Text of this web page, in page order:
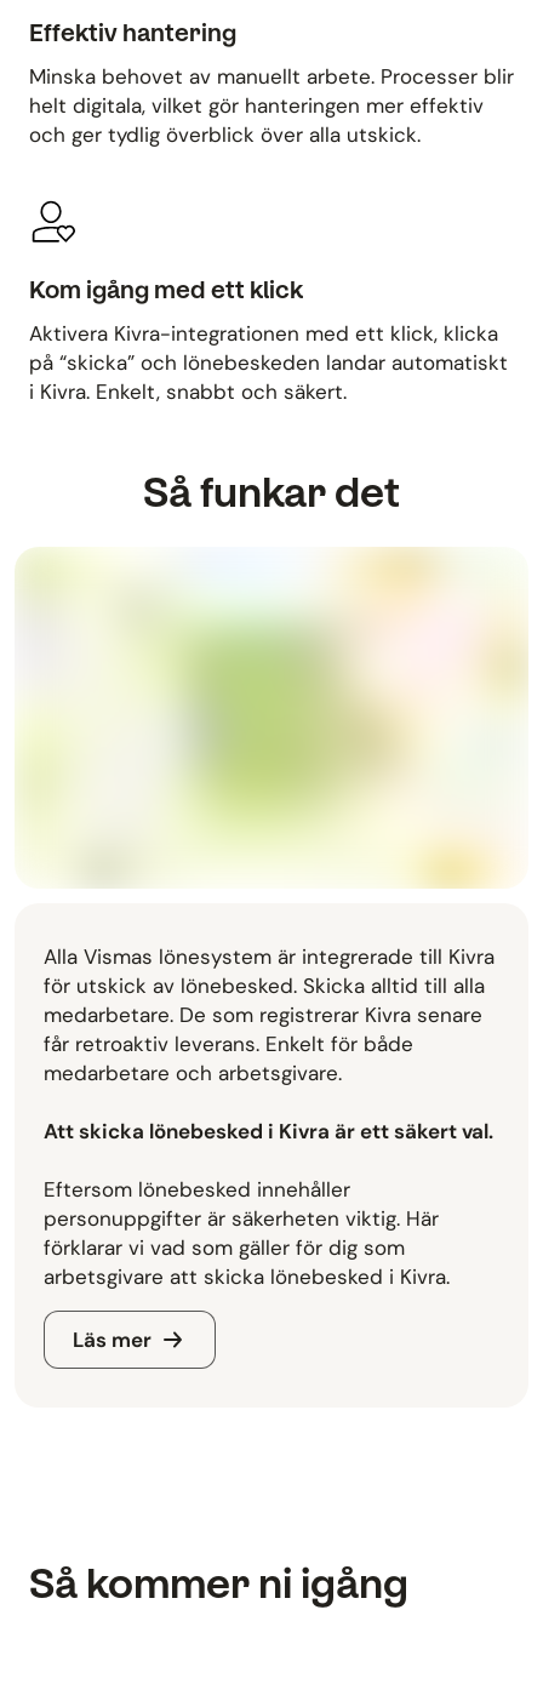
Effektiv hantering
Minska behovet av manuellt arbete. Processer blir
helt digitala, vilket gör hanteringen mer effektiv
och ger tydlig överblick över alla utskick.
Kom igång med ett klick
Aktivera Kivra-integrationen med ett klick, klicka
på “skicka” och lönebeskeden landar automatiskt
i Kivra. Enkelt, snabbt och säkert.
Så funkar det
Alla Vismas lönesystem är integrerade till Kivra
för utskick av lönebesked. Skicka alltid till alla
medarbetare. De som registrerar Kivra senare
får retroaktiv leverans. Enkelt för både
medarbetare och arbetsgivare.
Att skicka lönebesked i Kivra är ett säkert val.
Eftersom lönebesked innehåller
personuppgifter är säkerheten viktig. Här
förklarar vi vad som gäller för dig som
arbetsgivare att skicka lönebesked i Kivra.
Läs mer
Så kommer ni igång